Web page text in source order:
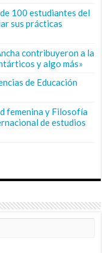
100 estudiantes del
sus prácticas
contribuyeron a la
y algo más»
de Educación
femenina y Filosofía
de estudios